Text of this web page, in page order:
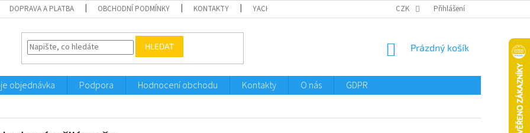
DOPRAVA A PLATBA OBCHODNÍ PODMÍNKY KONTAKTY YACHTMENI CZK Přihlášení
HLEDAT
NÁKUPNÍ
Prázdný košík
objednávka Podpora Hodnocení obchodu Kontakty O nás GDPR